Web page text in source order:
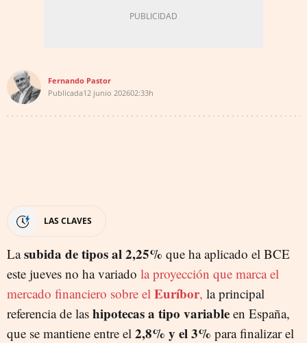
Fernando Pastor
Publicada12 junio 202602:33h
LAS CLAVES
Lasubida de tipos al 2,25% que ha aplicado el BCE
este jueves no ha variado la proyección que marca el
mercado financiero sobre el Euríbor, la principal
referencia de las hipotecas a tipo variable en España,
que se mantiene entre el 2,8% y el 3% para finalizar el